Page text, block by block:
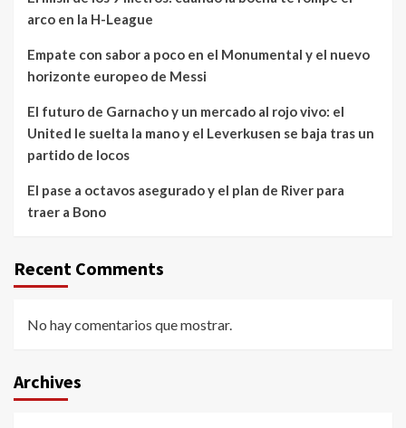
arco en la H-League
Empate con sabor a poco en el Monumental y el nuevo
horizonte europeo de Messi
El futuro de Garnacho y un mercado al rojo vivo: el
United le suelta la mano y el Leverkusen se baja tras un
partido de locos
El pase a octavos asegurado y el plan de River para
traer a Bono
Recent Comments
No hay comentarios que mostrar.
Archives